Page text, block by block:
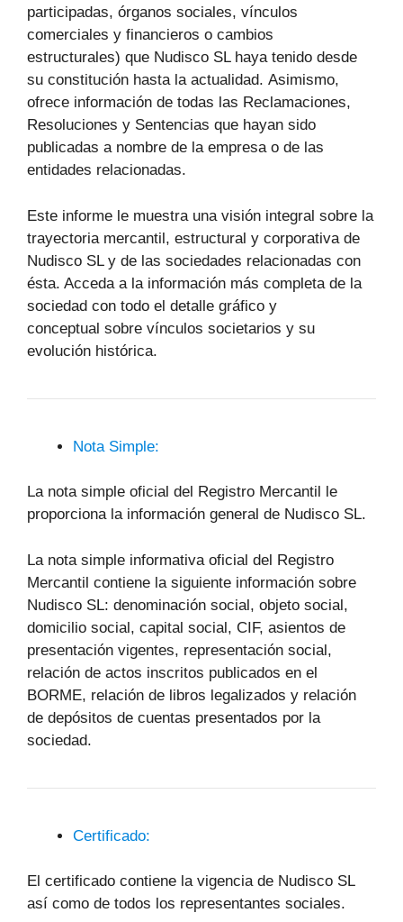
participadas, órganos sociales, vínculos
comerciales y financieros o cambios
estructurales) que Nudisco SL haya tenido desde
su constitución hasta la actualidad. Asimismo,
ofrece información de todas las Reclamaciones,
Resoluciones y Sentencias que hayan sido
publicadas a nombre de la empresa o de las
entidades relacionadas.
Este informe le muestra una visión integral sobre la
trayectoria mercantil, estructural y corporativa de
Nudisco SL y de las sociedades relacionadas con
ésta. Acceda a la información más completa de la
sociedad con todo el detalle gráfico y
conceptual sobre vínculos societarios y su
evolución histórica.
Nota Simple:
La nota simple oficial del Registro Mercantil le
proporciona la información general de Nudisco SL.
La nota simple informativa oficial del Registro
Mercantil contiene la siguiente información sobre
Nudisco SL: denominación social, objeto social,
domicilio social, capital social, CIF, asientos de
presentación vigentes, representación social,
relación de actos inscritos publicados en el
BORME, relación de libros legalizados y relación
de depósitos de cuentas presentados por la
sociedad.
Certificado:
El certificado contiene la vigencia de Nudisco SL
así como de todos los representantes sociales.